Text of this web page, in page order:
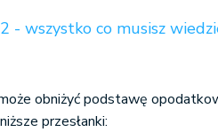
- wszystko co musisz
obniżyć podstawę
przesłanki: